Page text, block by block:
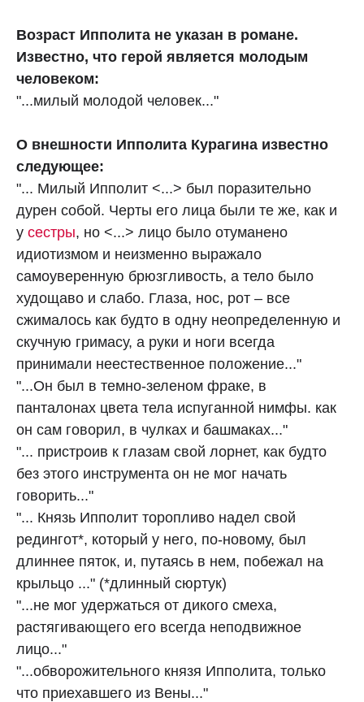
Возраст Ипполита не указан в романе.
Известно, что герой является молодым
человеком:
"...милый молодой человек..."
О внешности Ипполита Курагина известно
следующее:
"... Милый Ипполит <...> был поразительно
дурен собой. Черты его лица были те же, как и
у сестры, но <...> лицо было отуманено
идиотизмом и неизменно выражало
самоуверенную брюзгливость, а тело было
худощаво и слабо. Глаза, нос, рот – все
сжималось как будто в одну неопределенную и
скучную гримасу, а руки и ноги всегда
принимали неестественное положение..."
"...Он был в темно-зеленом фраке, в
панталонах цвета тела испуганной нимфы. как
он сам говорил, в чулках и башмаках..."
"... пристроив к глазам свой лорнет, как будто
без этого инструмента он не мог начать
говорить..."
"... Князь Ипполит торопливо надел свой
редингот*, который у него, по-новому, был
длиннее пяток, и, путаясь в нем, побежал на
крыльцо ..." (*длинный сюртук)
"...не мог удержаться от дикого смеха,
растягивающего его всегда неподвижное
лицо..."
"...обворожительного князя Ипполита, только
что приехавшего из Вены..."